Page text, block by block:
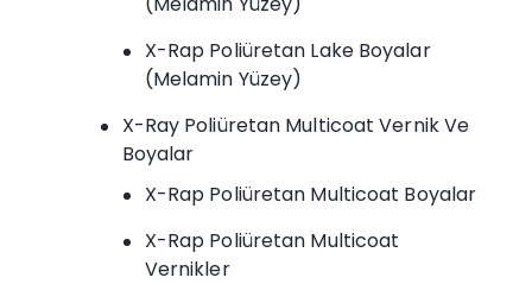
X-Rap Poliüretan Lake Boyalar
(Melamin Yüzey)
X-Ray Poliüretan Multicoat Vernik Ve
Boyalar
X-Rap Poliüretan Multicoat Boyalar
X-Rap Poliüretan Multicoat
Vernikler